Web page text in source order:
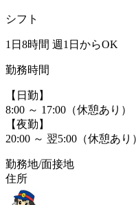
シフト
1日8時間 週1日からOK
勤務時間
【日勤】
8:00 ～ 17:00（休憩あり）
【夜勤】
20:00 ～ 翌5:00（休憩あり）
勤務地/面接地
住所